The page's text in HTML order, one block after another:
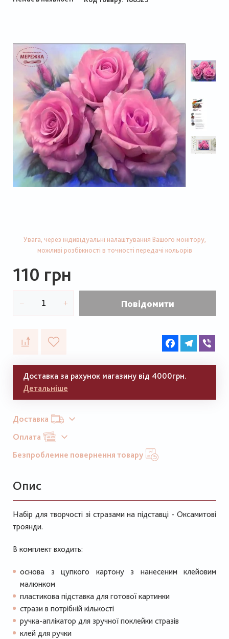
Увага, через індивідуальні налаштування Вашого монітору,
можливі розбіжності в точності передачі кольорів
110 грн
Повідомити
FacebookTelegram
Доставка за рахунок магазину від 4000грн.
Детальніше
Доставка
Оплата
Безпроблемне повернення товару
Опис
Набір для творчості зі стразами на підставці - Оксамитові
троянди.
В комплект входить:
основа з цупкого картону з нанесеним клейовим
малюнком
пластикова підставка для готової картинки
стрази в потрібній кількості
ручка-аплікатор для зручної поклейки стразів
клей для ручки